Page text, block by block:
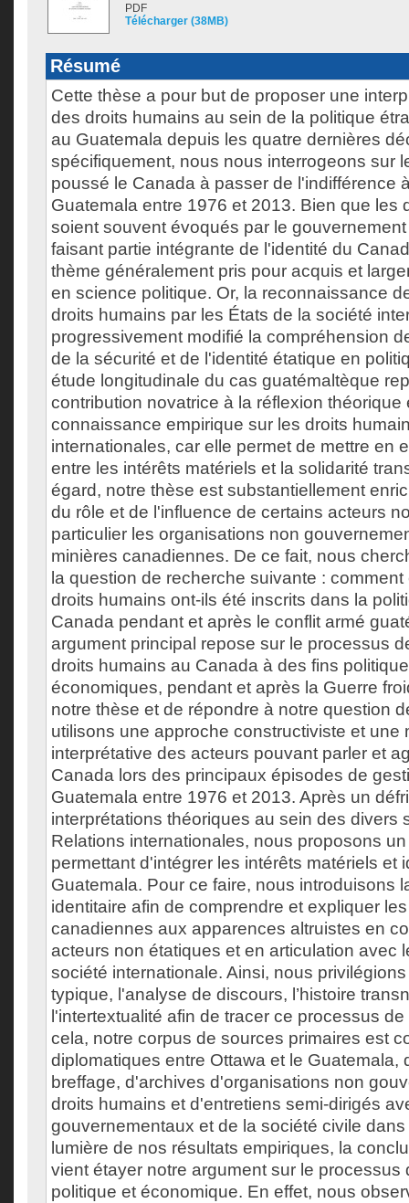
PDF
Télécharger (38MB)
Résumé
Cette thèse a pour but de proposer une
des droits humains au sein de la politique
au Guatemala depuis les quatre dernières
spécifiquement, nous nous interrogeons sur
poussé le Canada à passer de l'indifférence
Guatemala entre 1976 et 2013. Bien que les
soient souvent évoqués par le
faisant partie intégrante de l'identité du
thème généralement pris pour acquis et
en science politique. Or, la reconnaissance
droits humains par les États de la société
progressivement modifié la compréhension
de la sécurité et de l'identité étatique en
étude longitudinale du cas guatémaltèque
contribution novatrice à la réflexion théorique
connaissance empirique sur les droits
internationales, car elle permet de mettre en
entre les intérêts matériels et la solidarité
égard, notre thèse est substantiellement
du rôle et de l'influence de certains acteurs
particulier les organisations non
minières canadiennes. De ce fait, nous
la question de recherche suivante :
droits humains ont-ils été inscrits dans la
Canada pendant et après le conflit armé
argument principal repose sur le processus
droits humains au Canada à des fins
économiques, pendant et après la Guerre
notre thèse et de répondre à notre question
utilisons une approche constructiviste et une
interprétative des acteurs pouvant parler et
Canada lors des principaux épisodes de
Guatemala entre 1976 et 2013. Après un
interprétations théoriques au sein des divers
Relations internationales, nous proposons
permettant d'intégrer les intérêts matériels et
Guatemala. Pour ce faire, nous introduisons
identitaire afin de comprendre et expliquer
canadiennes aux apparences altruistes en
acteurs non étatiques et en articulation avec
société internationale. Ainsi, nous
typique, l'analyse de discours, l’histoire
l'intertextualité afin de tracer ce processus
cela, notre corpus de sources primaires est
diplomatiques entre Ottawa et le Guatemala,
breffage, d'archives d'organisations non
droits humains et d'entretiens semi-dirigés
gouvernementaux et de la société civile
lumière de nos résultats empiriques, la
vient étayer notre argument sur le processus
politique et économique. En effet, nous